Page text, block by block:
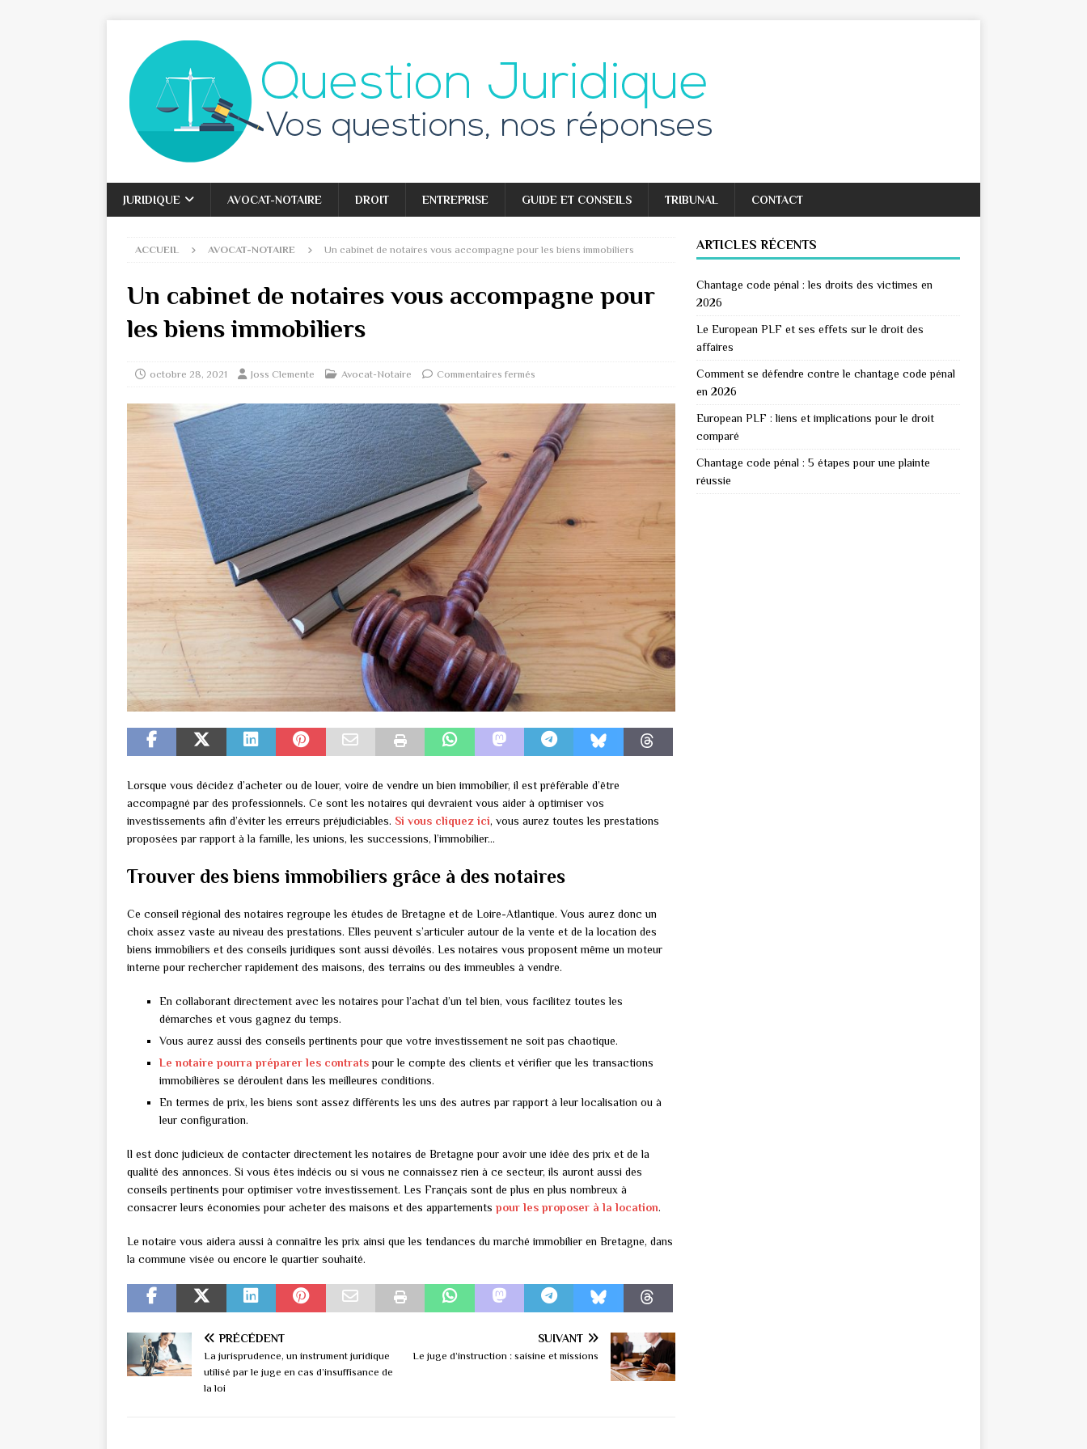
JURIDIQUE AVOCAT-NOTAIRE DROIT ENTREPRISE GUIDE ET CONSEILS TRIBUNAL CONTACT
ACCUEIL AVOCAT-NOTAIRE Un cabinet de notaires vous accompagne pour les biens immobiliers
Un cabinet de notaires vous accompagne pour
les biens immobiliers
octobre 28, 2021 Joss Clemente Avocat-Notaire Commentaires fermés
Lorsque vous décidez d’acheter ou de louer, voire de vendre un bien immobilier, il est préférable d’être
accompagné par des professionnels. Ce sont les notaires qui devraient vous aider à optimiser vos
investissements afin d’éviter les erreurs préjudiciables. Si vous cliquez ici, vous aurez toutes les prestations
proposées par rapport à la famille, les unions, les successions, l’immobilier…
Trouver des biens immobiliers grâce à des notaires
Ce conseil régional des notaires regroupe les études de Bretagne et de Loire-Atlantique. Vous aurez donc un
choix assez vaste au niveau des prestations. Elles peuvent s’articuler autour de la vente et de la location des
biens immobiliers et des conseils juridiques sont aussi dévoilés. Les notaires vous proposent même un moteur
interne pour rechercher rapidement des maisons, des terrains ou des immeubles à vendre.
En collaborant directement avec les notaires pour l’achat d’un tel bien, vous facilitez toutes les
démarches et vous gagnez du temps.
Vous aurez aussi des conseils pertinents pour que votre investissement ne soit pas chaotique.
Le notaire pourra préparer les contratspour le compte des clients et vérifier que les transactions
immobilières se déroulent dans les meilleures conditions.
En termes de prix, les biens sont assez différents les uns des autres par rapport à leur localisation ou à
leur configuration.
Il est donc judicieux de contacter directement les notaires de Bretagne pour avoir une idée des prix et de la
qualité des annonces. Si vous êtes indécis ou si vous ne connaissez rien à ce secteur, ils auront aussi des
conseils pertinents pour optimiser votre investissement. Les Français sont de plus en plus nombreux à
consacrer leurs économies pour acheter des maisons et des appartements pour les proposer à la location.
Le notaire vous aidera aussi à connaître les prix ainsi que les tendances du marché immobilier en Bretagne, dans
la commune visée ou encore le quartier souhaité.
PRÉCÉDENT
La jurisprudence, un instrument juridique
utilisé par le juge en cas d’insuffisance de
la loi
SUIVANT
Le juge d’instruction : saisine et missions
ARTICLES RÉCENTS
Chantage code pénal : les droits des victimes en
2026
Le European PLF et ses effets sur le droit des
affaires
Comment se défendre contre le chantage code pénal
en 2026
European PLF : liens et implications pour le droit
comparé
Chantage code pénal : 5 étapes pour une plainte
réussie